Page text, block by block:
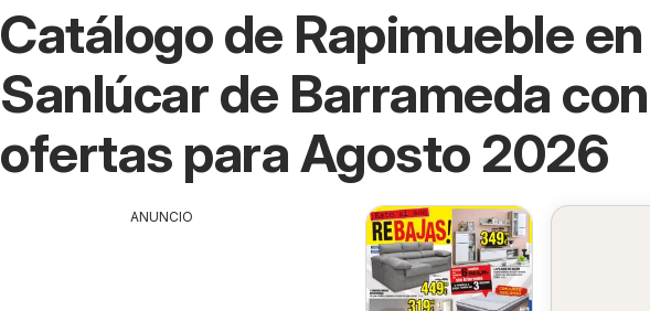
Catálogo de Rapimueble en
Sanlúcar de Barrameda con
ofertas para Agosto 2026
ANUNCIO